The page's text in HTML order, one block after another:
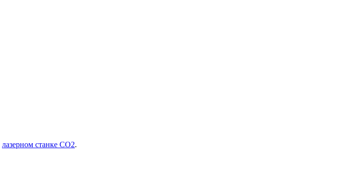
лазерном станке СО2.